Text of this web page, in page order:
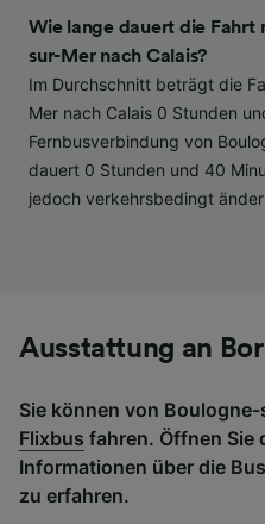
Wie lange dauert die Fahrt
sur-Mer nach Calais?
Im Durchschnitt beträgt die
Mer nach Calais 0 Stunden
Fernbusverbindung von
dauert 0 Stunden und 40
jedoch verkehrsbedingt
Ausstattung an
Sie können von
Flixbus fahren. Öffnen Sie
Informationen über die
zu erfahren.
Folgendes
Verwendung genauer
aktiv abfragen.
Informationen auf
Personalisierte
von Werbeleistung
Inhalten,
Entwicklung und